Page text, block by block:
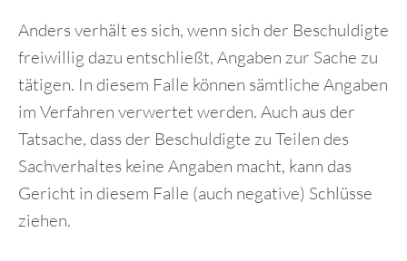
Anders verhält es sich, wenn sich der Beschuldigte
freiwillig dazu entschließt, Angaben zur Sache zu
tätigen. In diesem Falle können sämtliche Angaben
im Verfahren verwertet werden. Auch aus der
Tatsache, dass der Beschuldigte zu Teilen des
Sachverhaltes keine Angaben macht, kann das
Gericht in diesem Falle (auch negative) Schlüsse
ziehen.